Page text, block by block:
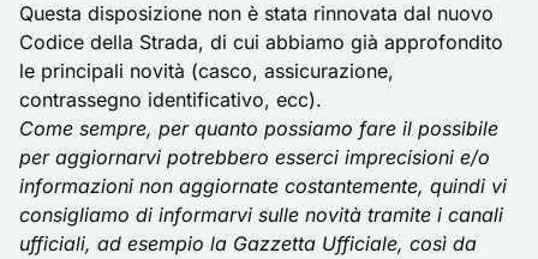
Questa disposizione non è stata rinnovata dal nuovo
Codice della Strada, di cui abbiamo già approfondito
le principali novità (casco, assicurazione,
contrassegno identificativo, ecc).
Come sempre, per quanto possiamo fare il possibile
per aggiornarvi potrebbero esserci imprecisioni e/o
informazioni non aggiornate costantemente, quindi vi
consigliamo di informarvi sulle novità tramite i canali
ufficiali, ad esempio la Gazzetta Ufficiale, così da